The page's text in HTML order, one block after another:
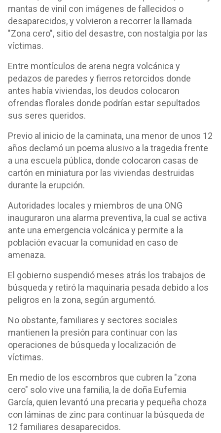
mantas de vinil con imágenes de fallecidos o
desaparecidos, y volvieron a recorrer la llamada
"Zona cero", sitio del desastre, con nostalgia por las
víctimas.
Entre montículos de arena negra volcánica y
pedazos de paredes y fierros retorcidos donde
antes había viviendas, los deudos colocaron
ofrendas florales donde podrían estar sepultados
sus seres queridos.
Previo al inicio de la caminata, una menor de unos 12
años declamó un poema alusivo a la tragedia frente
a una escuela pública, donde colocaron casas de
cartón en miniatura por las viviendas destruidas
durante la erupción.
Autoridades locales y miembros de una ONG
inauguraron una alarma preventiva, la cual se activa
ante una emergencia volcánica y permite a la
población evacuar la comunidad en caso de
amenaza.
El gobierno suspendió meses atrás los trabajos de
búsqueda y retiró la maquinaria pesada debido a los
peligros en la zona, según argumentó.
No obstante, familiares y sectores sociales
mantienen la presión para continuar con las
operaciones de búsqueda y localización de
víctimas.
En medio de los escombros que cubren la "zona
cero" solo vive una familia, la de doña Eufemia
García, quien levantó una precaria y pequeña choza
con láminas de zinc para continuar la búsqueda de
12 familiares desaparecidos.